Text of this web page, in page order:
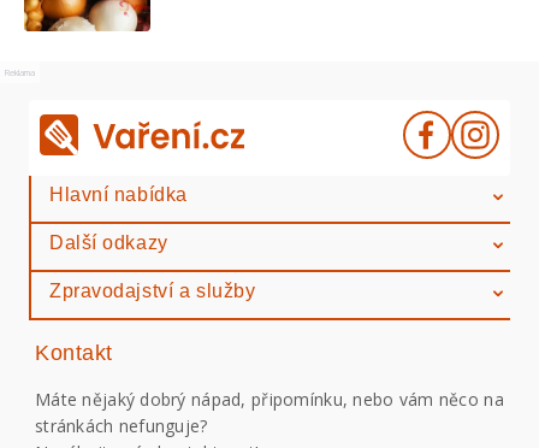
Reklama
Hlavní nabídka
Další odkazy
Zpravodajství a služby
Kontakt
Máte nějaký dobrý nápad, připomínku, nebo vám něco na
stránkách nefunguje?